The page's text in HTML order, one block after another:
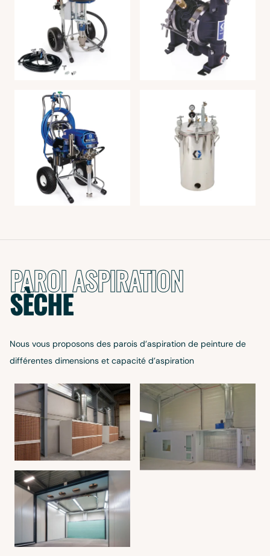
PAROI ASPIRATION
SÈCHE
Nous vous proposons des parois d’aspiration de peinture de
différentes dimensions et capacité d’aspiration